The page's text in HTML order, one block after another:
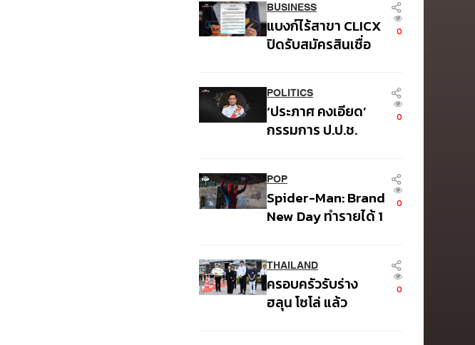
ไทยใช้ไปกับ
ข้าราชการเฉียด 40
บาท
BUSINESS
แบงก์ไร้สาขา CLICX
ปิดรับสมัครสินเชื่อ
กู้เงินผิด
วัตถุประสงค์-ให้
ข้อมูลเท็จ เตรียม
0
POLITICS
‘ประภาศ คงเอียด’
กรรมการ ป.ป.ช.
อนิจกรรม
0
POP
Spider-Man: Brand
New Day ทำรายได้ 1
0
THAILAND
ครอบครัวรับร่าง
ฮลุน โซโล่ แล้ว
0